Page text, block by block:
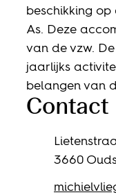
beschikking op
As. Deze
van de vzw.
jaarlijks
belangen van
Contact
Adres
,3660
E-mail